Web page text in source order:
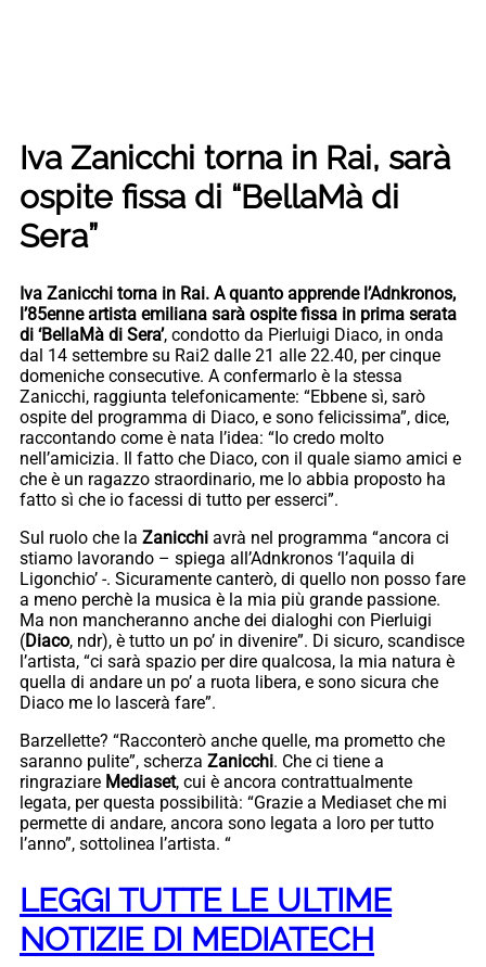
Iva Zanicchi torna in Rai, sarà
ospite fissa di “BellaMà di
Sera”
Iva Zanicchi torna in Rai. A quanto apprende l’Adnkronos,
l’85enne artista emiliana sarà ospite fissa in prima serata
di ‘BellaMà di Sera’, condotto da Pierluigi Diaco, in onda
dal 14 settembre su Rai2 dalle 21 alle 22.40, per cinque
domeniche consecutive. A confermarlo è la stessa
Zanicchi, raggiunta telefonicamente: “Ebbene sì, sarò
ospite del programma di Diaco, e sono felicissima”, dice,
raccontando come è nata l’idea: “Io credo molto
nell’amicizia. Il fatto che Diaco, con il quale siamo amici e
che è un ragazzo straordinario, me lo abbia proposto ha
fatto sì che io facessi di tutto per esserci”.
Sul ruolo che la Zanicchi avrà nel programma “ancora ci
stiamo lavorando – spiega all’Adnkronos ‘l’aquila di
Ligonchio’ -. Sicuramente canterò, di quello non posso fare
a meno perchè la musica è la mia più grande passione.
Ma non mancheranno anche dei dialoghi con Pierluigi
(Diaco, ndr), è tutto un po’ in divenire”. Di sicuro, scandisce
l’artista, “ci sarà spazio per dire qualcosa, la mia natura è
quella di andare un po’ a ruota libera, e sono sicura che
Diaco me lo lascerà fare”.
Barzellette? “Racconterò anche quelle, ma prometto che
saranno pulite”, scherza Zanicchi. Che ci tiene a
ringraziare Mediaset, cui è ancora contrattualmente
legata, per questa possibilità: “Grazie a Mediaset che mi
permette di andare, ancora sono legata a loro per tutto
l’anno”, sottolinea l’artista. “
LEGGI TUTTE LE ULTIME
NOTIZIE DI MEDIATECH